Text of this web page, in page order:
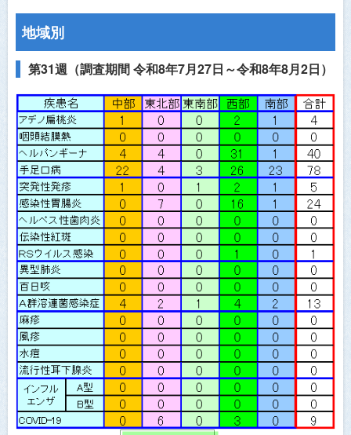
地域別
第31週（調査期間 令和8年7月27日～令和8年8月2日）